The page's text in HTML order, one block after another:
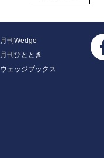
月刊Wedge
月刊ひととき
ウェッジブックス